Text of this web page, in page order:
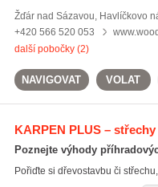
Žďár nad Sázavou, Havlíčkovo
+420 566 520 053
další pobočky (2)
NAVIGOVAT VOLAT
KARPEN PLUS –
Poznejte výhody
Pořiďte si dřevostavbu či